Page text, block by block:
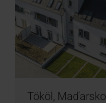
Tököl, Maďarsko